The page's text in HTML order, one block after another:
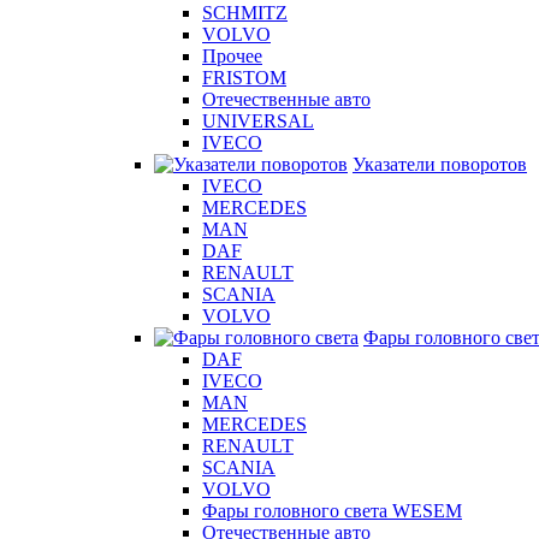
SCHMITZ
VOLVO
Прочее
FRISTOM
Отечественные авто
UNIVERSAL
IVECO
Указатели поворотов
IVECO
MERCEDES
MAN
DAF
RENAULT
SCANIA
VOLVO
Фары головного
DAF
IVECO
MAN
MERCEDES
RENAULT
SCANIA
VOLVO
Фары головного света WESEM
Отечественные авто